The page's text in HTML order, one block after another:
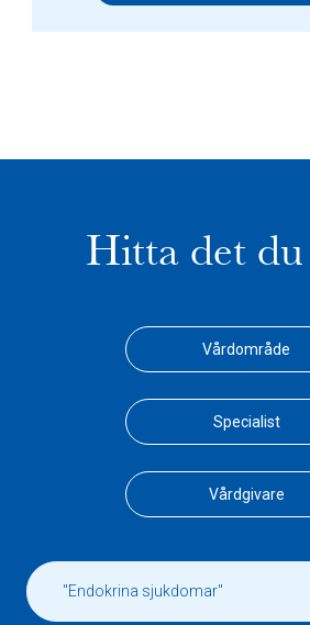
Hitta det du
Vårdområde
Specialist
Vårdgivare